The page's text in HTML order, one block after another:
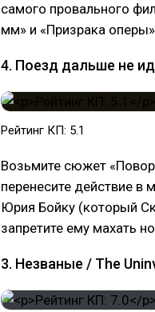
самого провального
мм» и «Призрака
4. Поезд дальше не
Рейтинг КП: 5.1
Возьмите сюжет
перенесите действие в
Юрия Бойку (который
запретите ему махать
3. Незваные / The